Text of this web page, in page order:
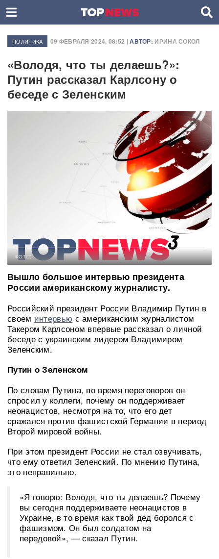
ПОЛИТИКА 09 ФЕВРАЛЯ 2024, 08:52 |АВТОР: ИРИНА СОКОЛ
«Володя, что ты делаешь?»:
Путин рассказал Карлсону о
беседе с Зеленским
ФОТО:
Вышло большое интервью президента
России американскому журналисту.
Российский президент России Владимир Путин в
своем интервью с американским журналистом
Такером Карлсоном впервые рассказал о личной
беседе с украинским лидером Владимиром
Зеленским.
Путин о Зеленском
По словам Путина, во время переговоров он
спросил у коллеги, почему он поддерживает
неонацистов, несмотря на то, что его дет
сражался против фашистской Германии в период
Второй мировой войны.
При этом президент России не стал озвучивать,
что ему ответил Зеленский. По мнению Путина,
это неправильно.
«Я говорю: Володя, что ты делаешь? Почему
вы сегодня поддерживаете неонацистов в
Украине, в то время как твой дед боролся с
фашизмом. Он был солдатом на
передовой», — сказал Путин.